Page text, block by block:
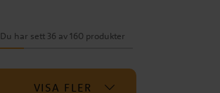
Du har sett 36 av 160 produkter
VISA FLER